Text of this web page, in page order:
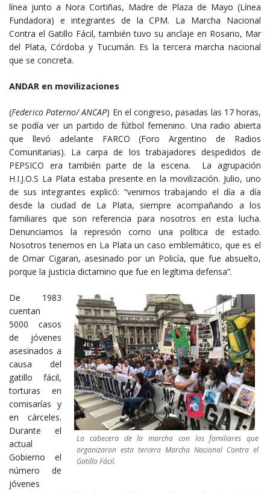
línea junto a Nora Cortiñas, Madre de Plaza de Mayo (Línea
Fundadora) e integrantes de la CPM. La Marcha Nacional
Contra el Gatillo Fácil, también tuvo su anclaje en Rosario, Mar
del Plata, Córdoba y Tucumán. Es la tercera marcha nacional
que se concreta.
ANDAR en movilizaciones
(Federico Paterno/ ANCAP) En el congreso, pasadas las 17 horas,
se podía ver un partido de fútbol femenino. Una radio abierta
que llevó adelante FARCO (Foro Argentino de Radios
Comunitarias). La carpa de los trabajadores despedidos de
PEPSICO era también parte de la escena. La agrupación
H.I.J.O.S La Plata estaba presente en la movilización. Julio, uno
de sus integrantes explicó: “venimos trabajando el día a día
desde la ciudad de La Plata, siempre acompañando a los
familiares que son referencia para nosotros en esta lucha.
Denunciamos la represión como una política de estado.
Nosotros tenemos en La Plata un caso emblemático, que es el
de Omar Cigaran, asesinado por un Policía, que fue absuelto,
porque la justicia dictamino que fue en legítima defensa”.
La cabecera de la marcha con los familiares que
organizaron esta tercera Marcha Nacional Contra el
Gatillo Fácil.
De 1983
cuentan
5000 casos
de jóvenes
asesinados a
causa del
gatillo fácil,
torturas en
comisarías y
en cárceles.
Durante el
actual
Gobierno el
número de
jóvenes